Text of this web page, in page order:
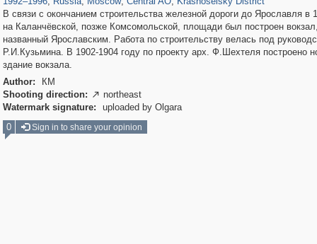
В связи с окончанием строительства железной дороги до Ярославля в
на Каланчёвской, позже Комсомольской, площади был построен
названный Ярославским. Работа по строительству велась под
Р.И.Кузьмина. В 1902-1904 году по проекту арх. Ф.Шехтеля построено
здание вокзала.
Author:
КМ
Shooting direction:  northeast
Watermark signature:
uploaded by Olgara
0
Sign in to share your opinion